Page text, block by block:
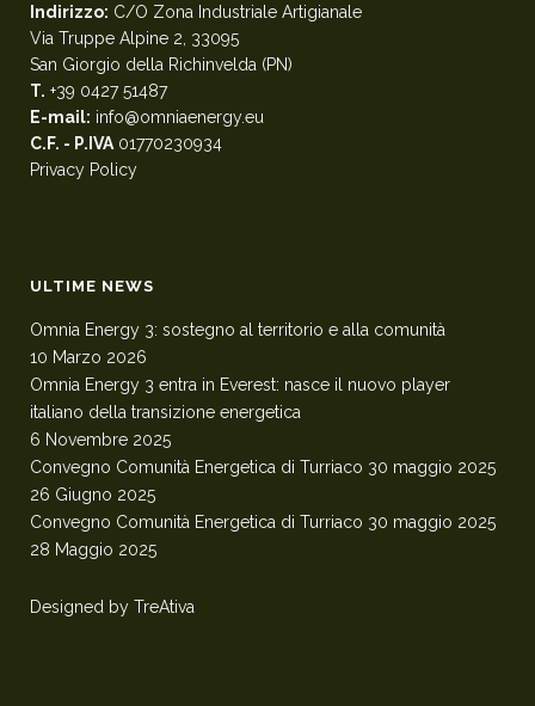
Indirizzo: C/O Zona Industriale Artigianale
Via Truppe Alpine 2, 33095
San Giorgio della Richinvelda (PN)
T. +39 0427 51487
E-mail: info@omniaenergy.eu
C.F. - P.IVA 01770230934
Privacy Policy
ULTIME NEWS
Omnia Energy 3: sostegno al territorio e alla comunità
10 Marzo 2026
Omnia Energy 3 entra in Everest: nasce il nuovo player
italiano della transizione energetica
6 Novembre 2025
Convegno Comunità Energetica di Turriaco 30 maggio 2025
26 Giugno 2025
Convegno Comunità Energetica di Turriaco 30 maggio 2025
28 Maggio 2025
Designed by TreAtiva